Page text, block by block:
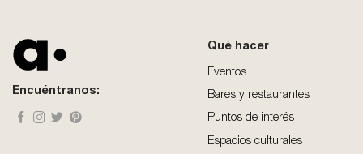
left
Encuéntranos:
Qué hacer
Eventos
Bares y restaurantes
Puntos de interés
Espacios culturales